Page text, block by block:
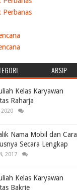
Perbanas
ARSIP
Kelas Karyawan
Raharja
2020
Nama Mobil dan Cara
Secara Lengkap
2017
Kelas Karyawan
Bakrie